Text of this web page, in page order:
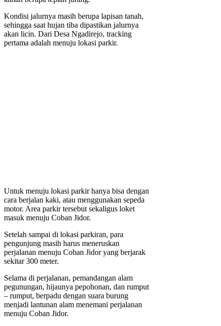
Kondisi jalurnya masih berupa lapisan tanah,
sehingga saat hujan tiba dipastikan jalurnya
akan licin. Dari Desa Ngadirejo, tracking
pertama adalah menuju lokasi parkir.
Untuk menuju lokasi parkir hanya bisa dengan
cara berjalan kaki, atau menggunakan sepeda
motor. Area parkir tersebut sekaligus loket
masuk menuju Coban Jidor.
Setelah sampai di lokasi parkiran, para
pengunjung masih harus meneruskan
perjalanan menuju Coban Jidor yang berjarak
sekitar 300 meter.
Selama di perjalanan, pemandangan alam
pegunungan, hijaunya pepohonan, dan rumput
– rumput, berpadu dengan suara burung
menjadi lantunan alam menemani perjalanan
menuju Coban Jidor.